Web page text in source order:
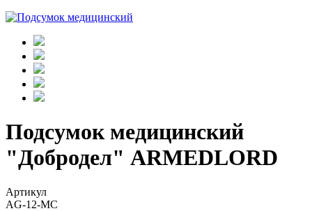
Подсумок медицинский
"Добродел" ARMEDLORD
Артикул
AG-12-MC